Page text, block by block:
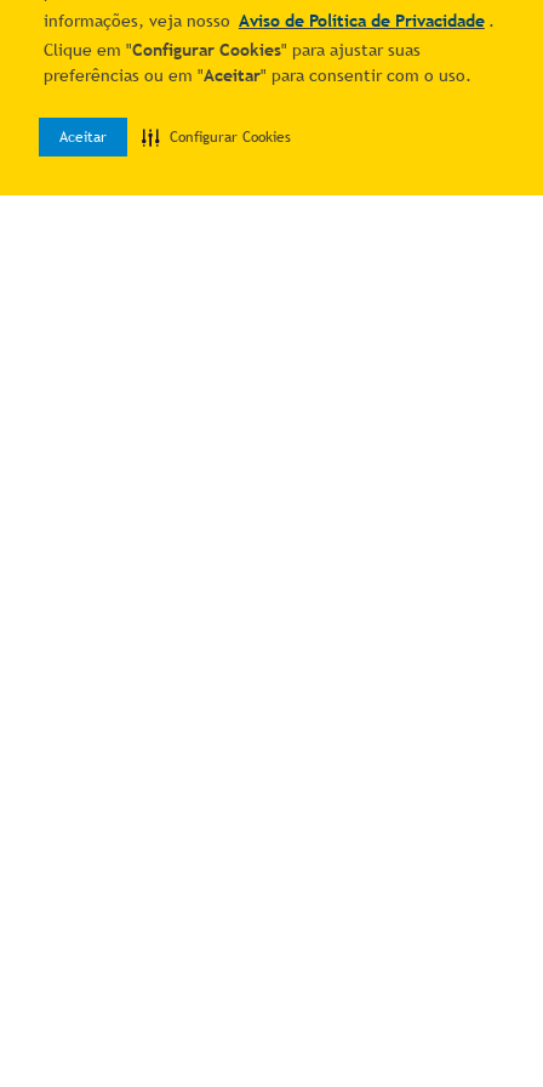
informações, veja nosso Aviso de Política de Privacidade .
Clique em "Configurar Cookies" para ajustar suas
preferências ou em "Aceitar" para consentir com o uso.
Aceitar Configurar Cookies